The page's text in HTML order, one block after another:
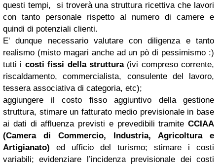
questi tempi, si troverà una struttura ricettiva che lavori
con tanto personale rispetto al numero di camere e
quindi di potenziali clienti.
E' dunque necessario valutare con diligenza e tanto
realismo (misto magari anche ad un pò di pessimismo :)
tutti i costi fissi della struttura(ivi compreso corrente,
riscaldamento, commercialista, consulente del lavoro,
tessera associativa di categoria, etc);
aggiungere il costo fisso aggiuntivo della gestione
struttura, stimare un fatturato medio previsionale in base
ai dati di affluenza previsti e prevedibili tramite CCIAA
(Camera di Commercio, Industria, Agricoltura e
Artigianato) ed ufficio del turismo; stimare i costi
variabili; evidenziare l’incidenza previsionale dei costi